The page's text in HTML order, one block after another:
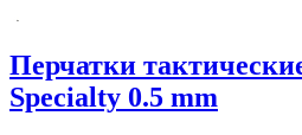
Перчатки
Specialty 0.5 mm